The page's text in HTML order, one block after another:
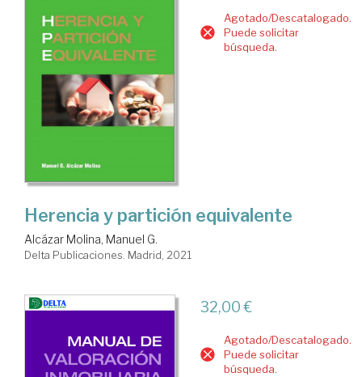
Agotado/Descatalogado.
Puede solicitar
búsqueda.
Herencia y partición equivalente
Alcázar Molina, Manuel G.
Delta Publicaciones. Madrid, 2021
32,00 €
Agotado/Descatalogado.
Puede solicitar
búsqueda.